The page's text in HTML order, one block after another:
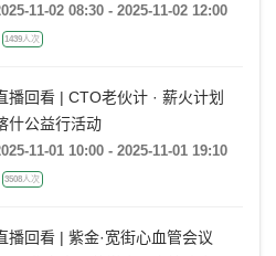
11-02 08:30 - 2025-11-02 12:00
1439人次
播回看 | CTO老伙计 · 薪火计划
什公益行活动
11-01 10:00 - 2025-11-01 19:10
3508人次
播回看 | 紫金·宽街心血管会议